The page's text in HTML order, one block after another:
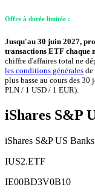
Offre à durée limitée :
Jusqu'au 30 juin 2027,
transactions ETF chaque
chiffre d'affaires total ne
les conditions générales de
plus basse au cours des
PLN / 1 USD / 1 EUR).
iShares S&P
iShares S&P US
IUS2.ETF
IE00BD3V0B10